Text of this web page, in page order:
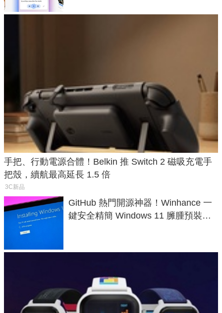
手把、行動電源合體！Belkin 推 Switch 2 磁吸充電手
把殼，續航最高延長 1.5 倍
3C新品
GitHub 熱門開源神器！Winhance 一
鍵安全精簡 Windows 11 臃腫預裝軟